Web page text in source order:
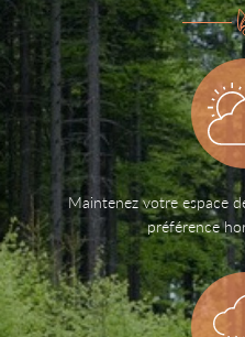
Maintenez votre espace
préférence